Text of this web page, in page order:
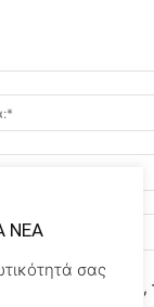
το
NEA
σας